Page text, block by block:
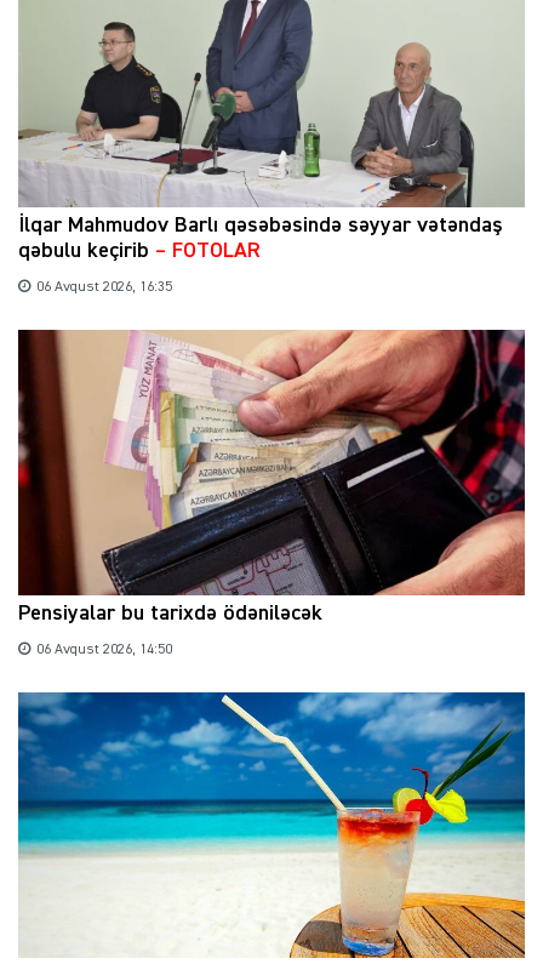
İlqar Mahmudov Barlı qəsəbəsində səyyar vətəndaş
qəbulu keçirib – FOTOLAR
06 Avqust 2026, 16:35
Pensiyalar bu tarixdə ödəniləcək
06 Avqust 2026, 14:50